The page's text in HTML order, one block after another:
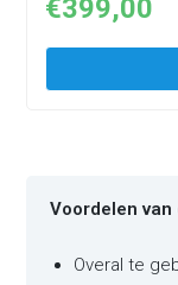
€399,00
Voordelen
Overal te